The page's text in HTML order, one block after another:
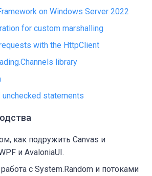
on Windows Server 2022
for custom marshalling
with the HttpClient
library
unchecked statements
как подружить Canvas и
и AvaloniaUI.
с System.Random и потоками